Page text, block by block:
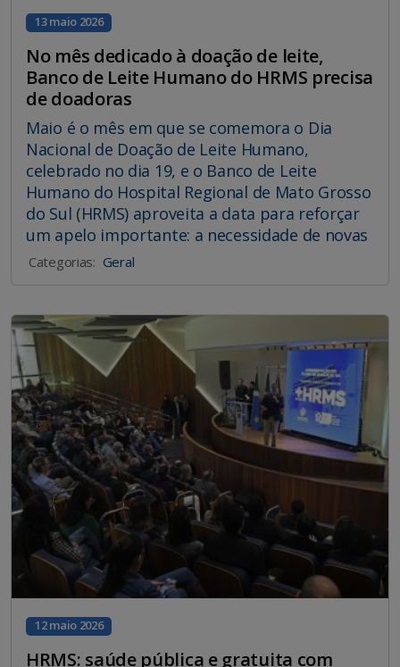
13 maio 2026
No mês dedicado à doação de leite,
Banco de Leite Humano do HRMS precisa
de doadoras
Maio é o mês em que se comemora o Dia
Nacional de Doação de Leite Humano,
celebrado no dia 19, e o Banco de Leite
Humano do Hospital Regional de Mato Grosso
do Sul (HRMS) aproveita a data para reforçar
um apelo importante: a necessidade de novas
Categorias: Geral
12 maio 2026
HRMS: saúde pública e gratuita com